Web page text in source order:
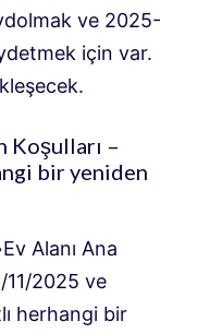
ve 2025-
için var.
Koşulları –
bir yeniden
Alanı Ana
11/2025 ve
herhangi bir